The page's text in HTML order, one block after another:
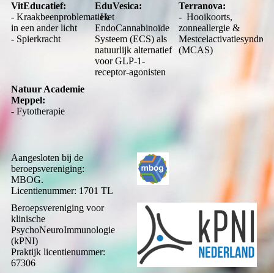
VitEducatief:
- Kraakbeenproblematiek
in een ander licht
- Spierkracht
EduVesica:
- Het
EndoCannabinoïde
Systeem (ECS) als
natuurlijk alternatief
voor GLP-1-
receptor-agonisten
Terranova:
- Hooikoorts,
zonneallergie &
(MCAS)
Natuur Academie
Meppel:
- Fytotherapie
Aangesloten bij de
beroepsvereniging:
MBOG.
Licentienummer: 1701 TL
Beroepsvereniging voor
klinische
PsychoNeuroImmunologie
(kPNI)
Praktijk licentienummer:
67306